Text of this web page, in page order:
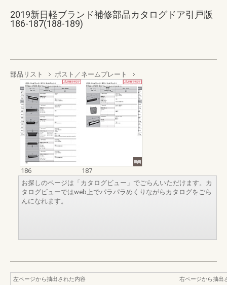
2019新日軽ブランド補修部品カタログドア引戸版
186-187(188-189)
部品リスト ポスト／ネームプレート
186
187
お探しのページは「カタログビュー」でごらんいただけます。カ
タログビューではweb上でパラパラめくりながらカタログをごら
んになれます。
左ページから抽出された内容
右ページから抽出